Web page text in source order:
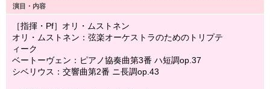
演目・内容
［指揮・Pf］オリ・ムストネン
オリ・ムストネン：弦楽オーケストラのためのトリプテ
ィーク
ベートーヴェン：ピアノ協奏曲第3番 ハ短調op.37
シベリウス：交響曲第2番 ニ長調op.43